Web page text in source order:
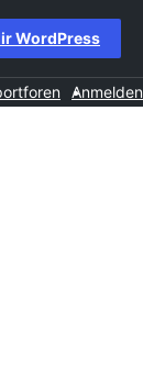
WordPress
Anmelden